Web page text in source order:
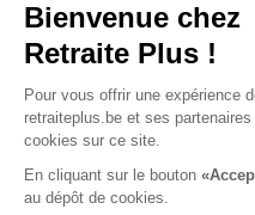
Envoyer
Nous vous infsdgsormons
au démarchage téléphonique.